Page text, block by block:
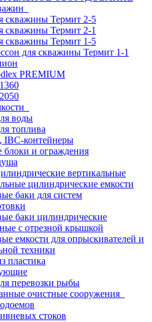
скважины Термит 2-5
скважины Термит 2-1
скважины Термит 1-5
для скважины Термит 1-1
PREMIUM
воды
топлива
IBC-контейнеры
и ограждения
вертикальные
цилиндрические емкости
баки для систем
баки цилиндрические
с отрезной крышкой
емкости для опрыскивателей и
техники
пластика
перевозки рыбы
очистные сооружения
стоков